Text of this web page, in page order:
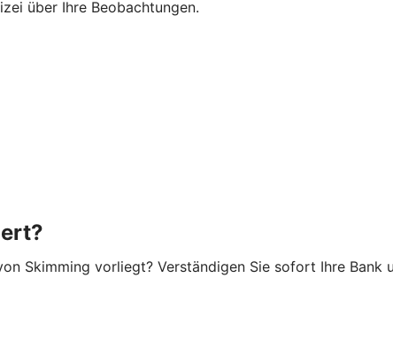
über Ihre Beobachtungen.
Skimming vorliegt? Verständigen Sie sofort Ihre